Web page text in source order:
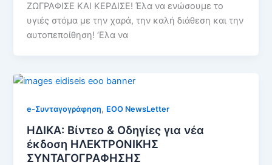
ΖΩΓΡΑΦΙΣΕ ΚΑΙ ΚΕΡΔΙΣΕ! Έλα να ενώσουμε το
υγιές στόμα με την χαρά, την καλή διάθεση και την
αυτοπεποίθηση! ‘Ελα να
e-Συνταγογράφηση, EOO NewsLetter
ΗΔΙΚΑ: Βίντεο & Οδηγίες για νέα
έκδοση ΗΛΕΚΤΡΟΝΙΚΗΣ
ΣΥΝΤΑΓΟΓΡΑΦΗΣΗΣ